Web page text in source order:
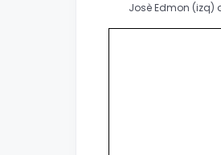
Josè Edmon (izq)